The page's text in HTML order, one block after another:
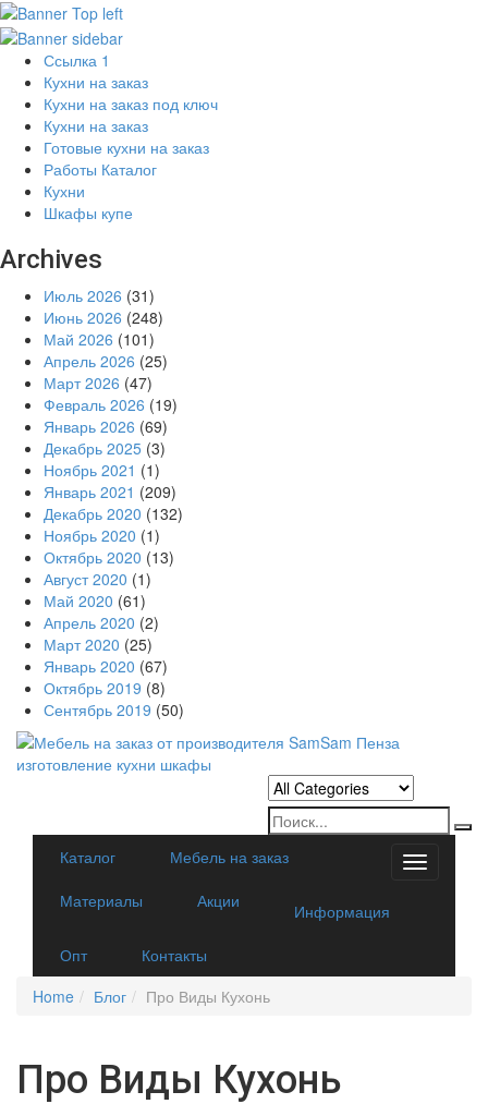
Ссылка 1
Кухни на заказ
Кухни на заказ под ключ
Кухни на заказ
Готовые кухни на заказ
Работы Каталог
Кухни
Шкафы купе
Archives
Июль 2026 (31)
Июнь 2026 (248)
Май 2026 (101)
Апрель 2026 (25)
Март 2026 (47)
Февраль 2026 (19)
Январь 2026 (69)
Декабрь 2025 (3)
Ноябрь 2021 (1)
Январь 2021 (209)
Декабрь 2020 (132)
Ноябрь 2020 (1)
Октябрь 2020 (13)
Август 2020 (1)
Май 2020 (61)
Апрель 2020 (2)
Март 2020 (25)
Январь 2020 (67)
Октябрь 2019 (8)
Сентябрь 2019 (50)
Categories
Каталог
Мебель на заказ
Материалы
Акции
Информация
Опт
Контакты
Home
Блог Про Виды Кухонь
Про Виды Кухонь